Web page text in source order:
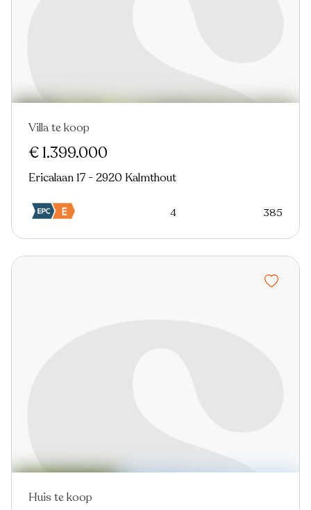
Nieuw
Villa te koop
€ 1.399.000
Ericalaan 17 - 2920 Kalmthout
4 385
Nieuw
Huis te koop